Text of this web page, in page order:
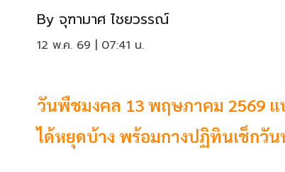
By จุฑามาศ ไชยวรรณ์
12 พ.ค. 69 | 07:41 น.
วันพืชมงคล 13 พฤษภาคม 2569 แ
ได้หยุดบ้าง พร้อมกางปฏิทินเช็กวั